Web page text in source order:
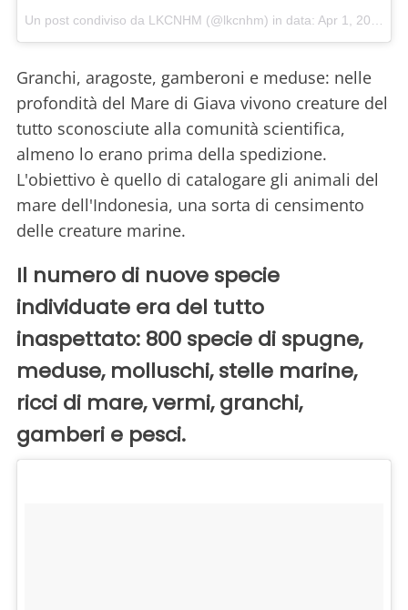
Un post condiviso da LKCNHM (@lkcnhm) in data: Apr 1, 2018 at 9:30 PDT
Granchi, aragoste, gamberoni e meduse: nelle
profondità del Mare di Giava vivono creature del
tutto sconosciute alla comunità scientifica,
almeno lo erano prima della spedizione.
L'obiettivo è quello di catalogare gli animali del
mare dell'Indonesia, una sorta di censimento
delle creature marine.
Il numero di nuove specie
individuate era del tutto
inaspettato: 800 specie di spugne,
meduse, molluschi, stelle marine,
ricci di mare, vermi, granchi,
gamberi e pesci.